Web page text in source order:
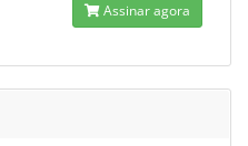
Assinar agora